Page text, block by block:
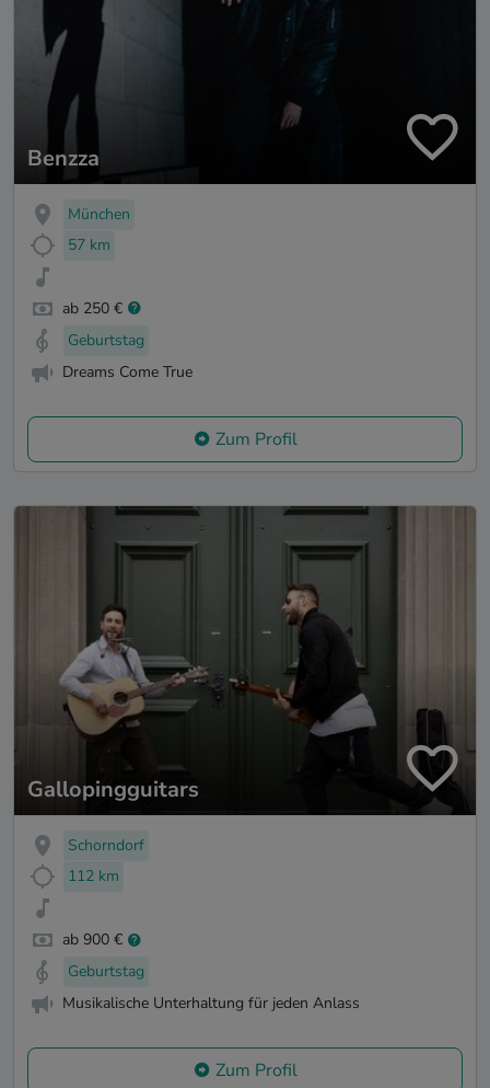
Benzza
München
57 km
ab 250 €
Geburtstag
Dreams Come True
Zum Profil
Gallopingguitars
Schorndorf
112 km
ab 900 €
Geburtstag
Musikalische Unterhaltung für jeden Anlass
Zum Profil